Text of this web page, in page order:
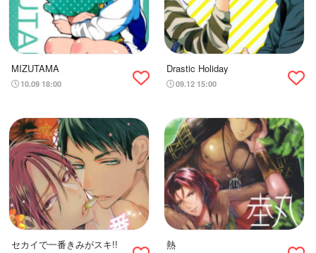
MIZUTAMA
10.09 18:00
Drastic Holiday
09.12 15:00
セカイで一番きみがスキ!! 熱